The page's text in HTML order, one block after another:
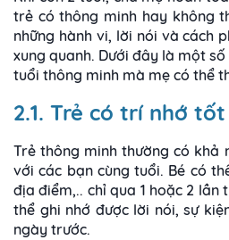
trẻ có thông minh hay không
những hành vi, lời nói và cách
xung quanh. Dưới đây là một
tuổi thông minh mà mẹ có thể
2.1. Trẻ có trí nhớ tốt
Trẻ thông minh thường có khả
với các bạn cùng tuổi. Bé có
địa điểm,.. chỉ qua 1 hoặc 2 lần
thể ghi nhớ được lời nói, sự
ngày trước.